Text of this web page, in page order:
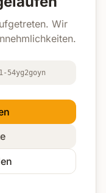
Wir
54yg2goyn